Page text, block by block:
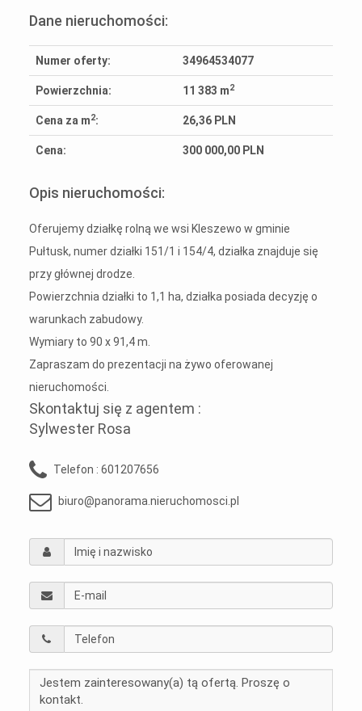
Dane nieruchomości:
Numer oferty: 34964534077
Powierzchnia: 11 383 m2
Cena za m2: 26,36 PLN
Cena: 300 000,00 PLN
Opis nieruchomości:
Oferujemy działkę rolną we wsi Kleszewo w gminie
Pułtusk, numer działki 151/1 i 154/4, działka znajduje się
przy głównej drodze.
Powierzchnia działki to 1,1 ha, działka posiada decyzję o
warunkach zabudowy.
Wymiary to 90 x 91,4 m.
Zapraszam do prezentacji na żywo oferowanej
nieruchomości.
Skontaktuj się z agentem :
Sylwester Rosa
Telefon : 601207656
biuro@panorama.nieruchomosci.pl